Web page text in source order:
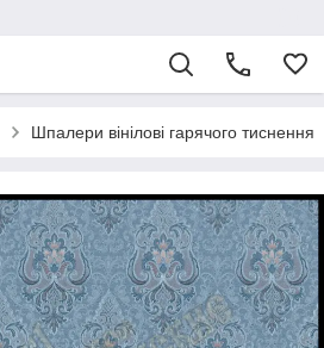
Шпалери вінілові гарячого тиснення